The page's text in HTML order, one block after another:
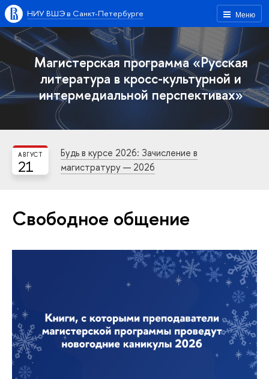
Меню
НИУ ВШЭ в Санкт-Петербурге
Магистерская программа «Русская
литература в кросс-культурной и
интермедиальной перспективах»
21
АВГУСТ
Будь в курсе 2026: Зачисление в
магистратуру — 2026
Свободное общение